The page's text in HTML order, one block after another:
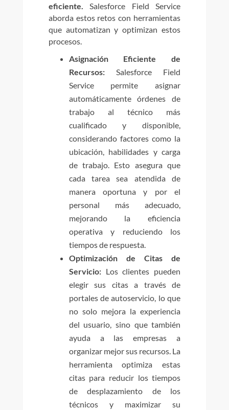
eficiente. Salesforce Field Service
aborda estos retos con herramientas
que automatizan y optimizan estos
procesos.
Asignación Eficiente de
Recursos:Salesforce Field
Service permite asignar
automáticamente órdenes de
trabajo al técnico más
cualificado y disponible,
considerando factores como la
ubicación, habilidades y carga
de trabajo. Esto asegura que
cada tarea sea atendida de
manera oportuna y por el
personal más adecuado,
mejorando la eficiencia
operativa y reduciendo los
tiempos de respuesta.
Optimización de Citas de
Servicio:Los clientes pueden
elegir sus citas a través de
portales de autoservicio, lo que
no solo mejora la experiencia
del usuario, sino que también
ayuda a las empresas a
organizar mejor sus recursos. La
herramienta optimiza estas
citas para reducir los tiempos
de desplazamiento de los
técnicos y maximizar su